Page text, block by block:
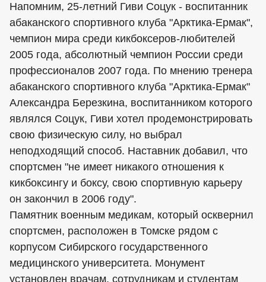
Напомним, 25-летний Гиви Соцук - воспитанник
абаканского спортивного клуба "Арктика-Ермак",
чемпион мира среди кикбоксеров-любителей
2005 года, абсолютный чемпион России среди
профессионалов 2007 года. По мнению тренера
абаканского спортивного клуба "Арктика-Ермак"
Александра Березкина, воспитанником которого
являлся Соцук, Гиви хотел продемонстрировать
свою физическую силу, но выбрал
неподходящий способ. Наставник добавил, что
спортсмен "не имеет никакого отношения к
кикбоксингу и боксу, свою спортивную карьеру
он закончил в 2006 году".
Памятник военным медикам, который осквернил
спортсмен, расположен в Томске рядом с
корпусом Сибирского государственного
медицинского университета. Монумент
установлен врачам, сотрудникам и студентам